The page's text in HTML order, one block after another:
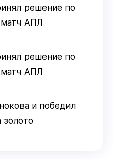
решение по
АПЛ
решение по
АПЛ
и победил
золото